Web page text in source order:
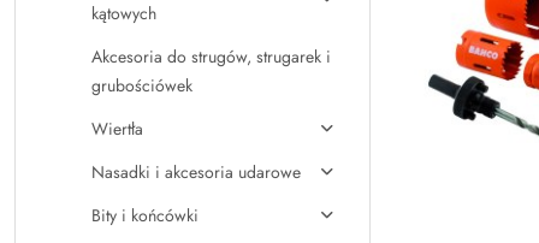
kątowych
Akcesoria do strugów, strugarek i
grubościówek
Wiertła
Nasadki i akcesoria udarowe
Bity i końcówki